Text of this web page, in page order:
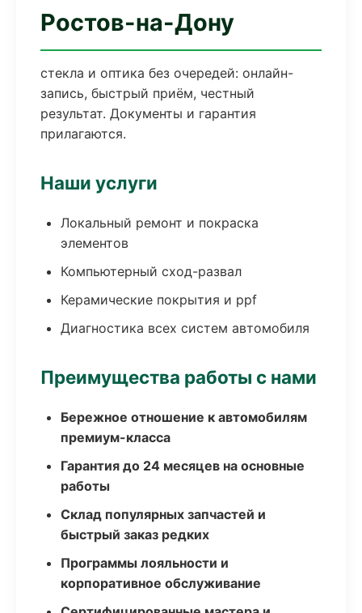
Ростов-на-Дону
стекла и оптика без очередей: онлайн-
запись, быстрый приём, честный
результат. Документы и гарантия
прилагаются.
Наши услуги
Локальный ремонт и покраска
элементов
Компьютерный сход-развал
Керамические покрытия и ppf
Диагностика всех систем автомобиля
Преимущества работы с нами
Бережное отношение к автомобилям
премиум-класса
Гарантия до 24 месяцев на основные
работы
Склад популярных запчастей и
быстрый заказ редких
Программы лояльности и
корпоративное обслуживание